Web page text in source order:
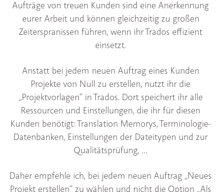
Aufträge von treuen Kunden sind eine Anerkennung
eurer Arbeit und können gleichzeitig zu großen
Zeiterspranissen führen, wenn ihr Trados effizient
einsetzt.
Anstatt bei jedem neuen Auftrag eines Kunden
Projekte von Null zu erstellen, nutzt ihr die
„Projektvorlagen“ in Trados. Dort speichert ihr alle
Ressourcen und Einstellungen, die ihr für diesen
Kunden benötigt: Translation Memorys, Terminologie-
Datenbanken, Einstellungen der Dateitypen und zur
Qualitätsprüfung, …
Daher empfehle ich, bei jedem neuen Auftrag „Neues
Projekt erstellen“ zu wählen und nicht die Option „Als